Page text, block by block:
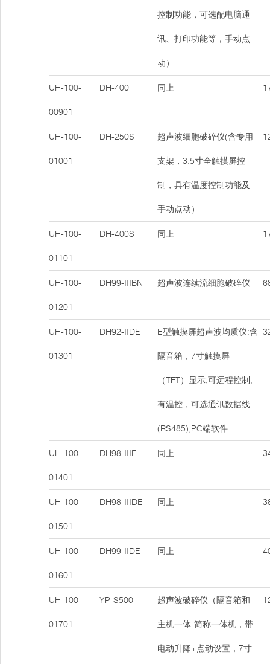
控制功能，可选配电脑通
讯、打印功能等，手动点
动）
UH-100-
00901
DH-400 同上
UH-100-
01001
DH-250S 超声波细胞破碎仪(含专用
支架，3.5寸全触摸屏控
制，具有温度控制功能及
手动点动）
UH-100-
01101
DH-400S 同上
UH-100-
01201
DH99-IIIBN 超声波连续流细胞破碎仪
UH-100-
01301
DH92-IIDE E型触摸屏超声波均质仪:含
隔音箱，7寸触摸屏
（TFT）显示,可远程控制,
有温控，可选通讯数据线
(RS485),PC端软件
UH-100-
01401
DH98-IIIE 同上
UH-100-
01501
DH98-IIIDE 同上
UH-100-
01601
DH99-IIDE 同上
UH-100-
01701
YP-S500 超声波破碎仪（隔音箱和
主机一体-简称一体机，带
电动升降+点动设置，7寸